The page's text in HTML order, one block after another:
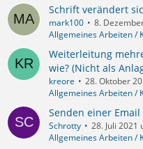
Schrift verändert
mark100
8.
Allgemeines Arbeiten /
Weiterleitung
wie? (Nicht als
kreore
28. Oktober
Allgemeines Arbeiten /
Senden einer
Schrotty
28. Juli 2021
Allgemeines Arbeiten /